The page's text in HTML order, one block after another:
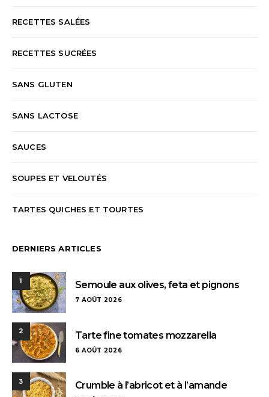
RECETTES SALÉES
RECETTES SUCRÉES
SANS GLUTEN
SANS LACTOSE
SAUCES
SOUPES ET VELOUTÉS
TARTES QUICHES ET TOURTES
DERNIERS ARTICLES
1 Semoule aux olives, feta et pignons
7 AOÛT 2026
2 Tarte fine tomates mozzarella
6 AOÛT 2026
3 Crumble à l’abricot et à l’amande